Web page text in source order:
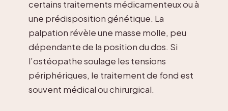
certains traitements médicamenteux ou à
une prédisposition génétique. La
palpation révèle une masse molle, peu
dépendante de la position du dos. Si
l’ostéopathe soulage les tensions
périphériques, le traitement de fond est
souvent médical ou chirurgical.